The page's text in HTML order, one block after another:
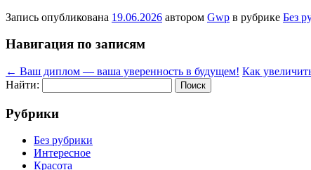
Запись опубликована 19.06.2026 автором Gwp в рубрике Без
Навигация по записям
← Ваш диплом — ваша уверенность в будущем! Как
Найти:
Рубрики
Без рубрики
Интересное
Красота